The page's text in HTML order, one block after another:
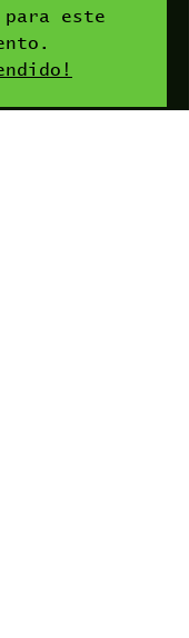
para este